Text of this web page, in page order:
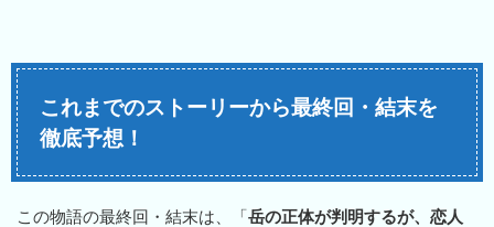
これまでのストーリーから最終回・結末を
徹底予想！
この物語の最終回・結末は、「岳の正体が判明するが、恋人